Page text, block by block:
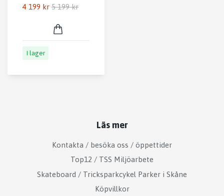
4 199 kr 5 199 kr
I lager
Läs mer
Kontakta / besöka oss / öppettider
Top12 / TSS Miljöarbete
Skateboard / Tricksparkcykel Parker i Skåne
Köpvillkor